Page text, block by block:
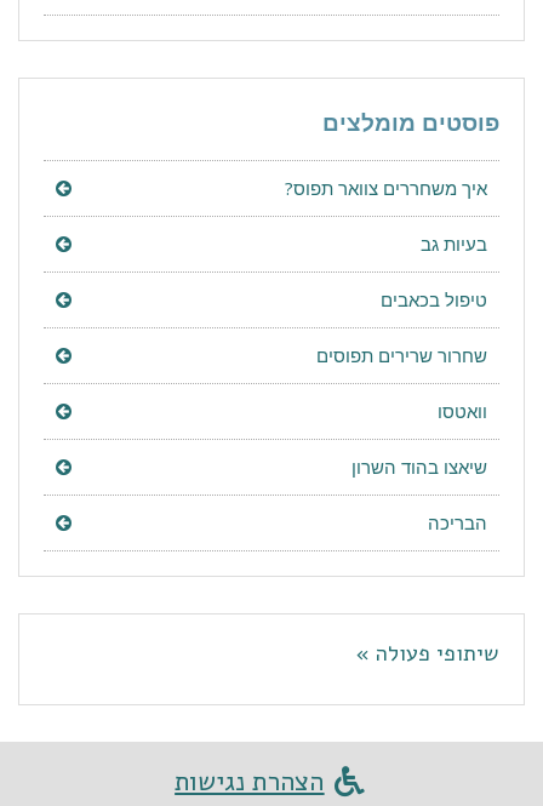
פוסטים מומלצים
איך משחררים צוואר תפוס?
בעיות גב
טיפול בכאבים
שחרור שרירים תפוסים
וואטסו
שיאצו בהוד השרון
הבריכה
שיתופי פעולה »
הצהרת נגישות